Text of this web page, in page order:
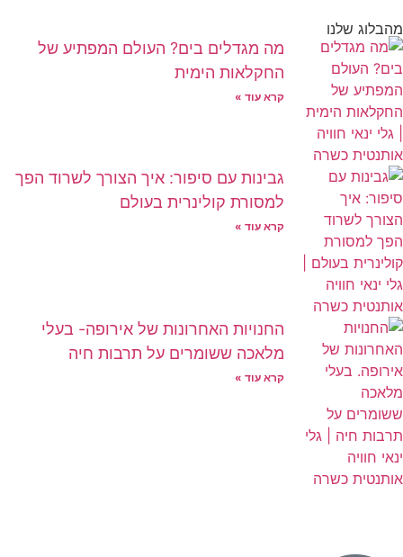
מהבלוג שלנו
מה מגדלים בים? העולם המפתיע של
החקלאות הימית
קרא עוד »
גבינות עם סיפור: איך הצורך לשרוד הפך
למסורת קולינרית בעולם
קרא עוד »
החנויות האחרונות של אירופה- בעלי
מלאכה ששומרים על תרבות חיה
קרא עוד »